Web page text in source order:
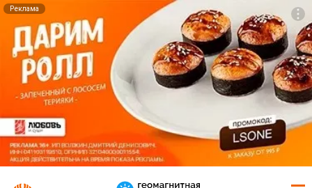
Реклама